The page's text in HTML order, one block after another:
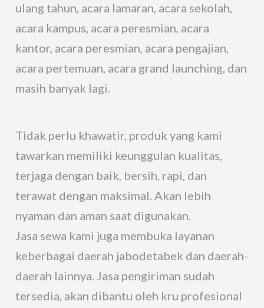
ulang tahun, acara lamaran, acara sekolah,
acara kampus, acara peresmian, acara
kantor, acara peresmian, acara pengajian,
acara pertemuan, acara grand launching, dan
masih banyak lagi.
Tidak perlu khawatir, produk yang kami
tawarkan memiliki keunggulan kualitas,
terjaga dengan baik, bersih, rapi, dan
terawat dengan maksimal. Akan lebih
nyaman dan aman saat digunakan.
Jasa sewa kami juga membuka layanan
keberbagai daerah jabodetabek dan daerah-
daerah lainnya. Jasa pengiriman sudah
tersedia, akan dibantu oleh kru profesional